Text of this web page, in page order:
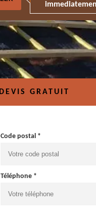
GRATUIT
Code postal *
Téléphone *